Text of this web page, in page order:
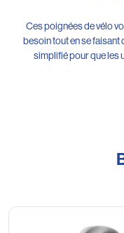
Ces poignées de vélo
besoin tout en se faisant
simplifié pour que les